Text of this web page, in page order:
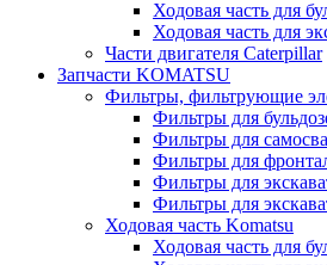
Ходовая часть для
Ходовая часть для
Части двигателя Caterpillar
Запчасти KOMATSU
Фильтры, фильтрующие
Фильтры для
Фильтры для
Фильтры для
Фильтры для
Фильтры для
Ходовая часть Komatsu
Ходовая часть для